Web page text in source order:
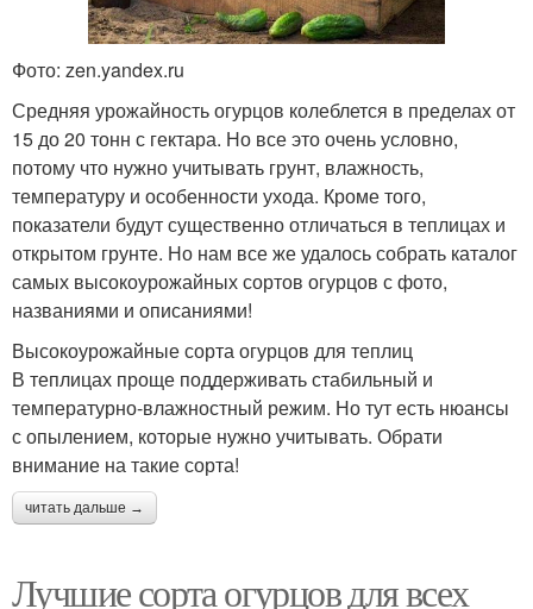
Фото: zen.yandex.ru
Средняя урожайность огурцов колеблется в пределах от
15 до 20 тонн с гектара. Но все это очень условно,
потому что нужно учитывать грунт, влажность,
температуру и особенности ухода. Кроме того,
показатели будут существенно отличаться в теплицах и
открытом грунте. Но нам все же удалось собрать каталог
самых высокоурожайных сортов огурцов с фото,
названиями и описаниями!
Высокоурожайные сорта огурцов для теплиц
В теплицах проще поддерживать стабильный и
температурно-влажностный режим. Но тут есть нюансы
с опылением, которые нужно учитывать. Обрати
внимание на такие сорта!
читать дальше →
Лучшие сорта огурцов для всех